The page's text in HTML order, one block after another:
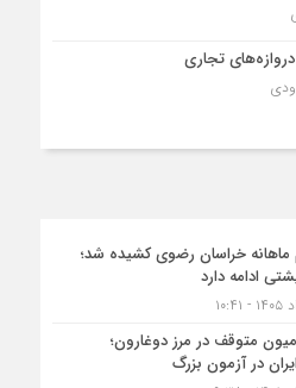
تجاری
ماهانه خراسان رضوی کشیده شد؛
ادامه دارد
متوقف در مرز دوغارون؛
در آزمون بزرگ